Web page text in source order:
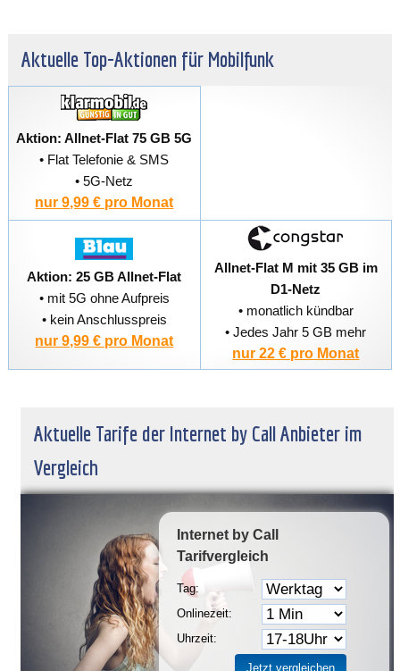
Aktuelle Top-Aktionen für Mobilfunk
Aktion: Allnet-Flat 75 GB 5G
• Flat Telefonie & SMS
• 5G-Netz
nur 9,99 € pro Monat
Aktion: 25 GB Allnet-Flat
• mit 5G ohne Aufpreis
• kein Anschlusspreis
nur 9,99 € pro Monat
Allnet-Flat M mit 35 GB im
D1-Netz
• monatlich kündbar
• Jedes Jahr 5 GB mehr
nur 22 € pro Monat
Aktuelle Tarife der Internet by Call Anbieter im
Vergleich
Internet by Call
Tarifvergleich
Tag:
Onlinezeit:
Uhrzeit: